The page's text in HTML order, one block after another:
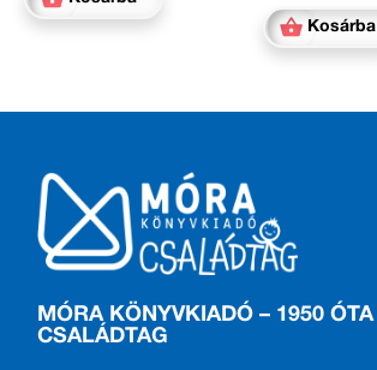
Kosárba
MÓRA KÖNYVKIADÓ – 1950 ÓTA
CSALÁDTAG